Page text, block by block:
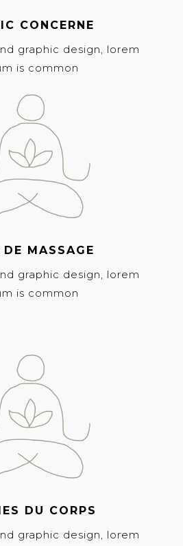
CONCERNE
graphic design, lorem
is common
DE MASSAGE
graphic design, lorem
is common
DU CORPS
graphic design, lorem